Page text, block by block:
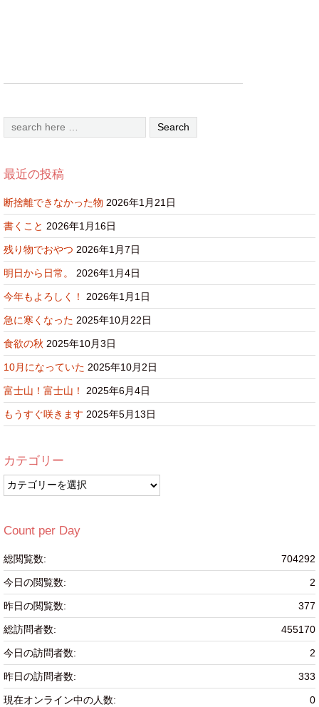
最近の投稿
断捨離できなかった物 2026年1月21日
書くこと 2026年1月16日
残り物でおやつ 2026年1月7日
明日から日常。 2026年1月4日
今年もよろしく！ 2026年1月1日
急に寒くなった 2025年10月22日
食欲の秋 2025年10月3日
10月になっていた 2025年10月2日
富士山！富士山！ 2025年6月4日
もうすぐ咲きます 2025年5月13日
カテゴリー
カ
テ
リ
Count per Day
704292
総閲覧数:
2
今日の閲覧数:
377
昨日の閲覧数:
455170
総訪問者数:
2
今日の訪問者数:
333
昨日の訪問者数:
0
現在オンライン中の人数: